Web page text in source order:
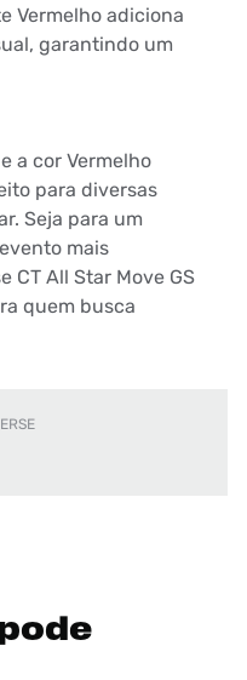
Vermelho adiciona
garantindo um
a cor Vermelho
para diversas
Seja para um
mais
CT All Star Move GS
quem busca